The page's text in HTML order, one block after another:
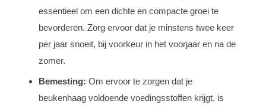
essentieel om een dichte en compacte groei te
bevorderen. Zorg ervoor dat je minstens twee keer
per jaar snoeit, bij voorkeur in het voorjaar en na de
zomer.
Bemesting: Om ervoor te zorgen dat je
beukenhaag voldoende voedingsstoffen krijgt, is